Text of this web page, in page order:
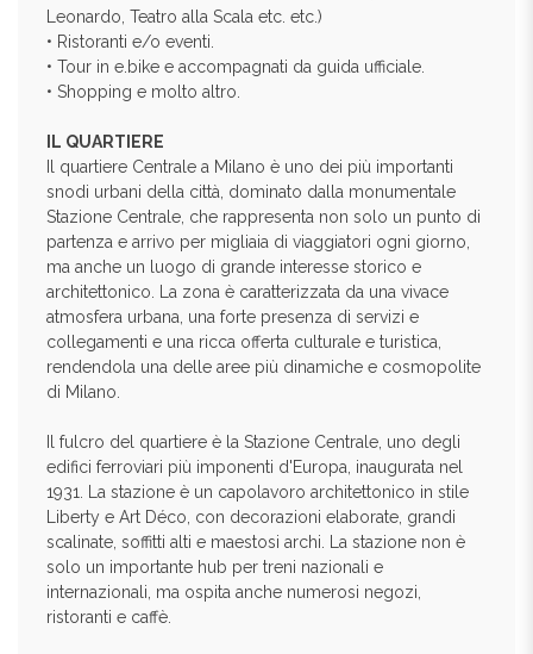
Leonardo, Teatro alla Scala etc. etc.)
• Ristoranti e/o eventi.
• Tour in e.bike e accompagnati da guida ufficiale.
• Shopping e molto altro.
IL QUARTIERE
Il quartiere Centrale a Milano è uno dei più importanti
snodi urbani della città, dominato dalla monumentale
Stazione Centrale, che rappresenta non solo un punto di
partenza e arrivo per migliaia di viaggiatori ogni giorno,
ma anche un luogo di grande interesse storico e
architettonico. La zona è caratterizzata da una vivace
atmosfera urbana, una forte presenza di servizi e
collegamenti e una ricca offerta culturale e turistica,
rendendola una delle aree più dinamiche e cosmopolite
di Milano.
Il fulcro del quartiere è la Stazione Centrale, uno degli
edifici ferroviari più imponenti d'Europa, inaugurata nel
1931. La stazione è un capolavoro architettonico in stile
Liberty e Art Déco, con decorazioni elaborate, grandi
scalinate, soffitti alti e maestosi archi. La stazione non è
solo un importante hub per treni nazionali e
internazionali, ma ospita anche numerosi negozi,
ristoranti e caffè.